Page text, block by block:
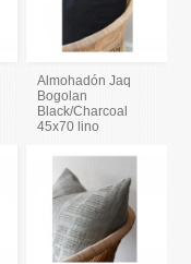
Almohadón Jaq
Bogolan
Black/Charcoal
45x70 lino